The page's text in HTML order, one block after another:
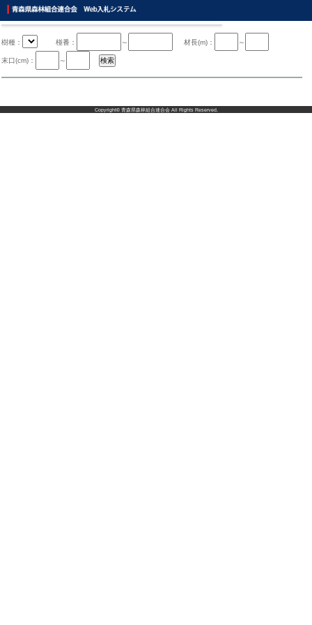
樹種： 椪番： ～ 材長(m)： ～
末口(cm)： ～
Copyright© 青森県森林組合連合会All Rights Reserved.